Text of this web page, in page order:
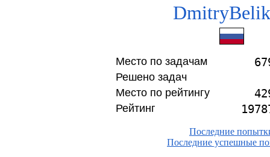
Место по задачам
Решено задач
Место по рейтингу
Рейтинг
Последние
Последние успешные